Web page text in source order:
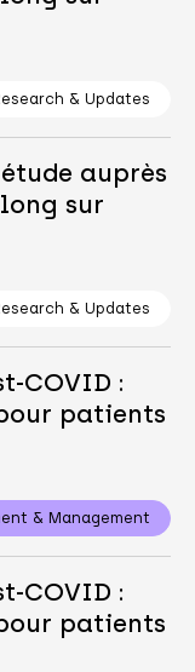
& Updates
auprès
sur
& Updates
COVID :
patients
& Management
COVID :
patients